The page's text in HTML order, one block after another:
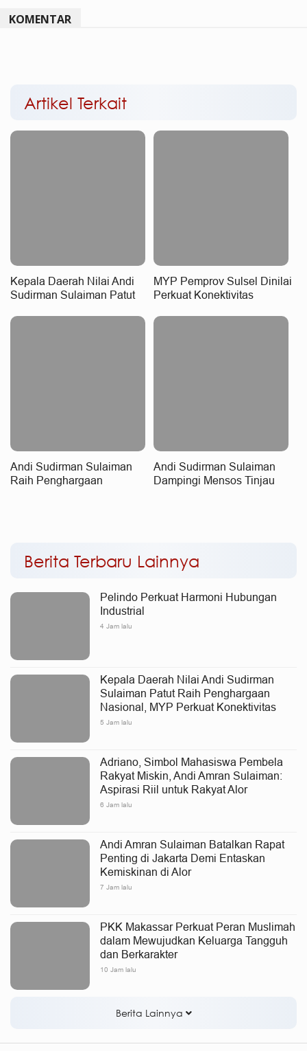
KOMENTAR
Artikel Terkait
Kepala Daerah Nilai Andi
Sudirman Sulaiman Patut
Nasional, MYP Perkuat
MYP Pemprov Sulsel Dinilai
Perkuat Konektivitas
Andi Sudirman Sulaiman
Raih Penghargaan
Andi Sudirman Sulaiman
Dampingi Mensos Tinjau
Berita Terbaru Lainnya
Pelindo Perkuat Harmoni Hubungan
Industrial
4 Jam lalu
Kepala Daerah Nilai Andi Sudirman
Sulaiman Patut Raih Penghargaan
Nasional, MYP Perkuat Konektivitas
5 Jam lalu
Adriano, Simbol Mahasiswa Pembela
Rakyat Miskin, Andi Amran Sulaiman:
Aspirasi Riil untuk Rakyat Alor
6 Jam lalu
Andi Amran Sulaiman Batalkan Rapat
Penting di Jakarta Demi Entaskan
Kemiskinan di Alor
7 Jam lalu
PKK Makassar Perkuat Peran Muslimah
dalam Mewujudkan Keluarga Tangguh
dan Berkarakter
10 Jam lalu
Berita Lainnya